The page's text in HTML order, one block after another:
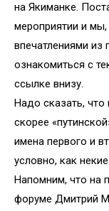
на Якиманке.
мероприятии и мы,
впечатлениями
ознакомиться с
ссылке внизу.
Надо сказать, что
скорее
имена первого и
условно, как
Напомним, что на
форуме Дмитрий